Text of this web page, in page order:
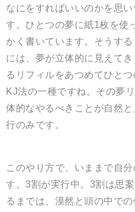
なにをすればいいのかを思
す。ひとつの夢に紙1枚を使
かく書いています。そうす
には、夢が立体的に見えて
るリフィルをあつめてひと
KJ法の一種ですね。その夢
体的なやるべきことが自然
行のみです。
このやり方で、いままで自
す。3割が実行中。3割は思
るまでは、漠然と頭の中で